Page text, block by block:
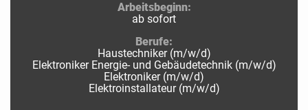
Arbeitsbeginn:
ab sofort
Berufe:
Haustechniker (m/w/d)
Elektroniker Energie- und Gebäudetechnik (m/w/d)
Elektroniker (m/w/d)
Elektroinstallateur (m/w/d)